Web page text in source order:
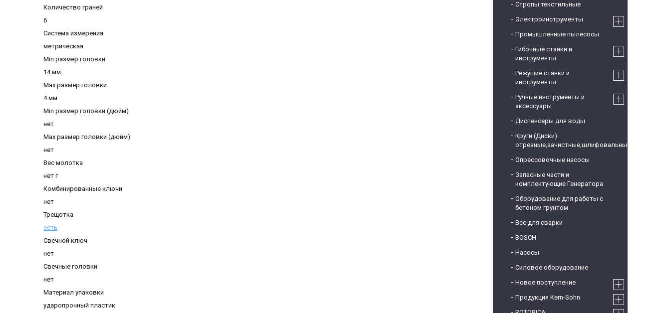
Количество граней
6
Система измерения
метрическая
Min размер головки
14 мм
Max размер головки
4 мм
Min размер головки (дюйм)
нет
Max размер головки (дюйм)
нет
Вес молотка
нет г
Комбинированные ключи
нет
Трещотка
есть
Свечной ключ
нет
Свечные головки
нет
Материал упаковки
ударопрочный пластик
Стропы текстильные
Электроинструменты
Промышленные пылесосы
Гибочные станки и
инструменты
Режущие станки и
инструменты
Ручные инструменты и
аксессуары
Диспенсеры для воды
Круги (Диски)
отрезные,зачистные,шлифовальные
Опрессовочные насосы
Запасные части и
комплектующие Генератора
Оборудование для работы с
бетоном грунтом
Все для сварки
BOSCH
Насосы
Силовое оборудование
Новое поступление
Продукция Kern-Sohn